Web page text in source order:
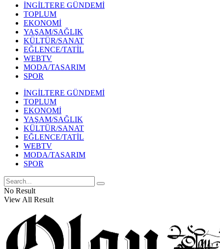
İNGİLTERE GÜNDEMİ
TOPLUM
EKONOMİ
YAŞAM/SAĞLIK
KÜLTÜR/SANAT
EĞLENCE/TATİL
WEBTV
MODA/TASARIM
SPOR
İNGİLTERE GÜNDEMİ
TOPLUM
EKONOMİ
YAŞAM/SAĞLIK
KÜLTÜR/SANAT
EĞLENCE/TATİL
WEBTV
MODA/TASARIM
SPOR
No Result
View All Result